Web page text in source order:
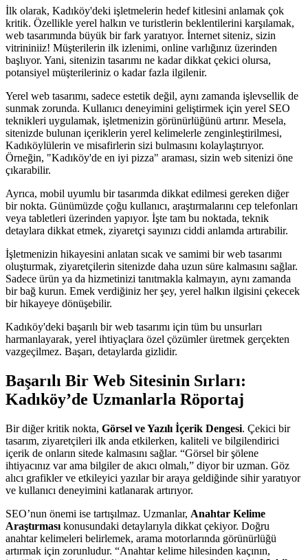
İlk olarak, Kadıköy'deki işletmelerin hedef kitlesini anlamak çok
kritik. Özellikle yerel halkın ve turistlerin beklentilerini karşılamak,
web tasarımında büyük bir fark yaratıyor. İnternet siteniz, sizin
vitrininiiz! Müşterilerin ilk izlenimi, online varlığınız üzerinden
başlıyor. Yani, sitenizin tasarımı ne kadar dikkat çekici olursa,
potansiyel müşterileriniz o kadar fazla ilgilenir.
Yerel web tasarımı, sadece estetik değil, aynı zamanda işlevsellik de
sunmak zorunda. Kullanıcı deneyimini geliştirmek için yerel SEO
teknikleri uygulamak, işletmenizin görünürlüğünü artırır. Mesela,
sitenizde bulunan içeriklerin yerel kelimelerle zenginleştirilmesi,
Kadıköylülerin ve misafirlerin sizi bulmasını kolaylaştırıyor.
Örneğin, "Kadıköy'de en iyi pizza" araması, sizin web sitenizi öne
çıkarabilir.
Ayrıca, mobil uyumlu bir tasarımda dikkat edilmesi gereken diğer
bir nokta. Günümüzde çoğu kullanıcı, araştırmalarını cep telefonları
veya tabletleri üzerinden yapıyor. İşte tam bu noktada, teknik
detaylara dikkat etmek, ziyaretçi sayınızı ciddi anlamda artırabilir.
İşletmenizin hikayesini anlatan sıcak ve samimi bir web tasarımı
oluşturmak, ziyaretçilerin sitenizde daha uzun süre kalmasını sağlar.
Sadece ürün ya da hizmetinizi tanıtmakla kalmayın, aynı zamanda
bir bağ kurun. Emek verdiğiniz her şey, yerel halkın ilgisini çekecek
bir hikayeye dönüşebilir.
Kadıköy'deki başarılı bir web tasarımı için tüm bu unsurları
harmanlayarak, yerel ihtiyaçlara özel çözümler üretmek gerçekten
vazgeçilmez. Başarı, detaylarda gizlidir.
Başarılı Bir Web Sitesinin Sırları:
Kadıköy’de Uzmanlarla Röportaj
Bir diğer kritik nokta, Görsel ve Yazılı İçerik Dengesi. Çekici bir
tasarım, ziyaretçileri ilk anda etkilerken, kaliteli ve bilgilendirici
içerik de onların sitede kalmasını sağlar. “Görsel bir şölene
ihtiyacınız var ama bilgiler de akıcı olmalı,” diyor bir uzman. Göz
alıcı grafikler ve etkileyici yazılar bir araya geldiğinde sihir yaratıyor
ve kullanıcı deneyimini katlanarak artırıyor.
SEO’nun önemi ise tartışılmaz. Uzmanlar, Anahtar Kelime
Araştırması konusundaki detaylarıyla dikkat çekiyor. Doğru
anahtar kelimeleri belirlemek, arama motorlarında görünürlüğü
artırmak için zorunludur. “Anahtar kelime hilesinden kaçının,